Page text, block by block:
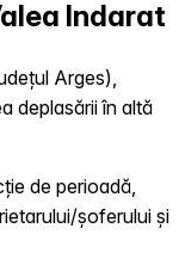
Indarat
Arges),
deplasării în altă
de perioadă,
șoferului și